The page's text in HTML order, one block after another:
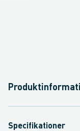
Specifikationer